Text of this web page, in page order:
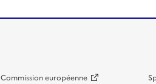
Commission européenne